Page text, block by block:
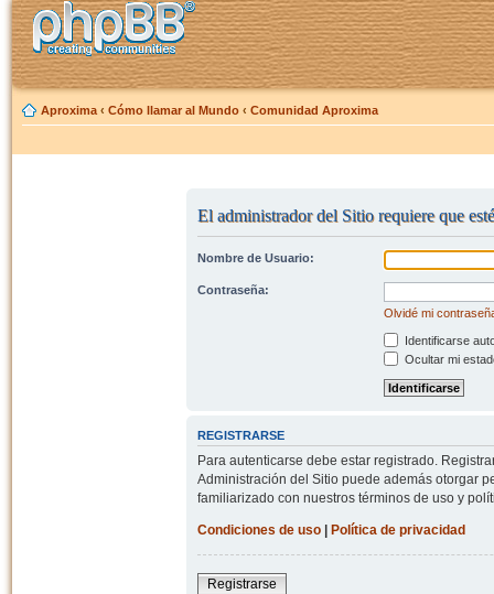
Aproxima ‹ Cómo llamar al Mundo ‹ Comunidad Aproxima
El administrador del Sitio requiere que
Nombre de Usuario:
Contraseña:
Olvidé mi
Identificarse
Ocultar mi
REGISTRARSE
Para autenticarse debe estar registrado.
Administración del Sitio puede además otorgar
familiarizado con nuestros términos de uso y
Condiciones de uso| Política de privacidad
Registrarse